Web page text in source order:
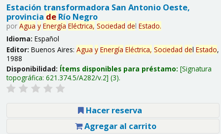
Estación transformadora San Antonio Oeste,
provincia deRío Negro
por Agua y Energía Eléctrica, Sociedad del Estado.
Idioma: Español
Editor: Buenos Aires: Agua y Energía Eléctrica, Sociedad del Estado,
1988
Disponibilidad: Ítems disponibles para préstamo: Signatura
topográfica: 621.374.5/A282/v.2 (3).
Hacer reserva
Agregar al carrito